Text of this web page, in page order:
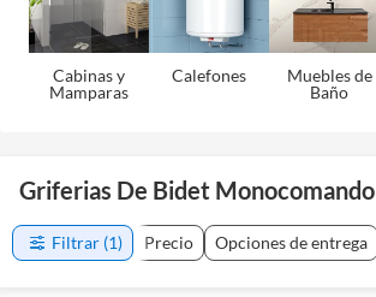
Cabinas y
Mamparas
Calefones
Muebles de
Baño
Griferias De Bidet Monocomando
Filtrar (1) Precio Opciones de entrega